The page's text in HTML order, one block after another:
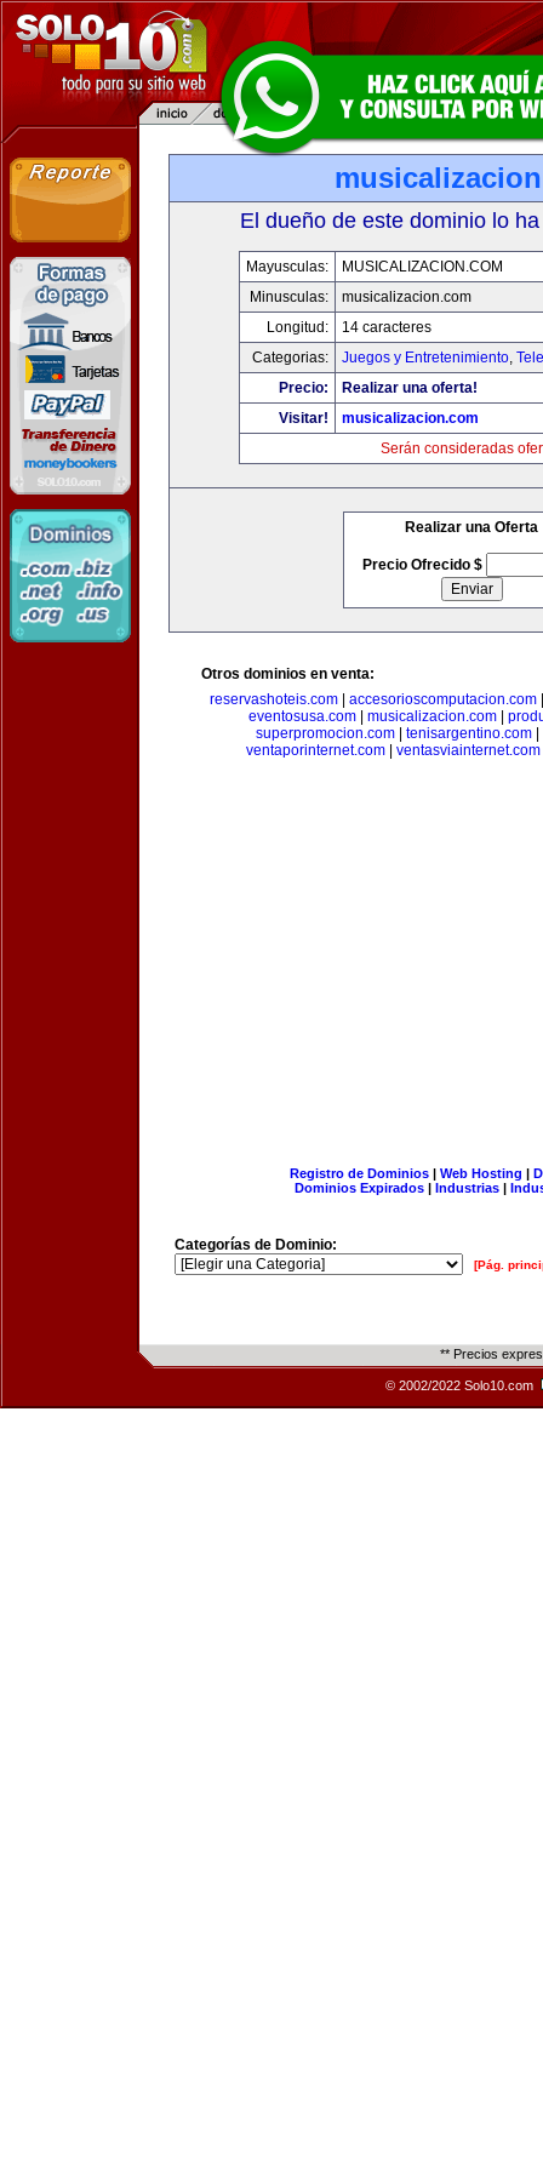
El dueño de este dominio lo
Mayusculas:
MUSICALIZACION.COM
Minusculas:
musicalizacion.com
Longitud:
14 caracteres
Categorias:
Juegos y Entretenimiento,
Precio:
Realizar una oferta!
Visitar!
musicalizacion.com
Serán consideradas
Realizar una Oferta
Precio Ofrecido $
Otros dominios en venta:
reservashoteis.com| accesorioscomputacion.com
eventosusa.com| musicalizacion.com|
superpromocion.com
tenisargentino.com
ventaporinternet.com
ventasviainternet.com
Registro de Dominios| Web Hosting |
Dominios Expirados | Industrias |
Categorías de Dominio:
[Pág.
** Precios
© 2002/2022 Solo10.com